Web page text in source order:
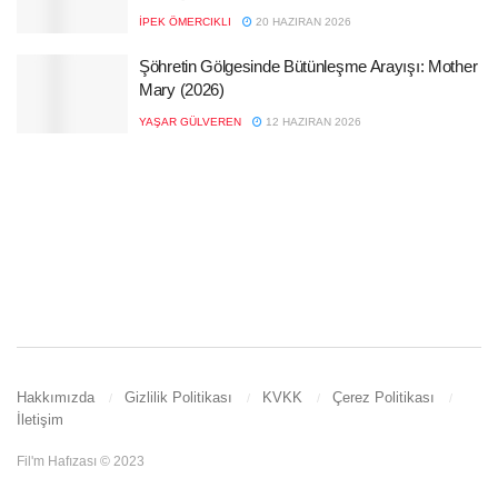
İPEK ÖMERCIKLI 20 HAZIRAN 2026
Şöhretin Gölgesinde Bütünleşme Arayışı: Mother
Mary (2026)
YAŞAR GÜLVEREN 12 HAZIRAN 2026
Hakkımızda Gizlilik Politikası KVKK
Çerez Politikası
İletişim
Fil'm Hafızası © 2023